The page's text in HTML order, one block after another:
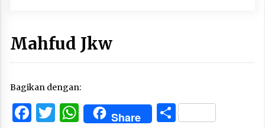
Mahfud Jkw
Bagikan dengan:
Facebook
Twitter
WhatsApp
Share Share